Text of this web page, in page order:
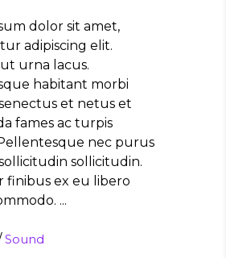
dolor sit amet,
adipiscing elit.
urna lacus.
habitant morbi
et netus et
fames ac turpis
nec purus
sollicitudin.
finibus ex eu libero
Sound